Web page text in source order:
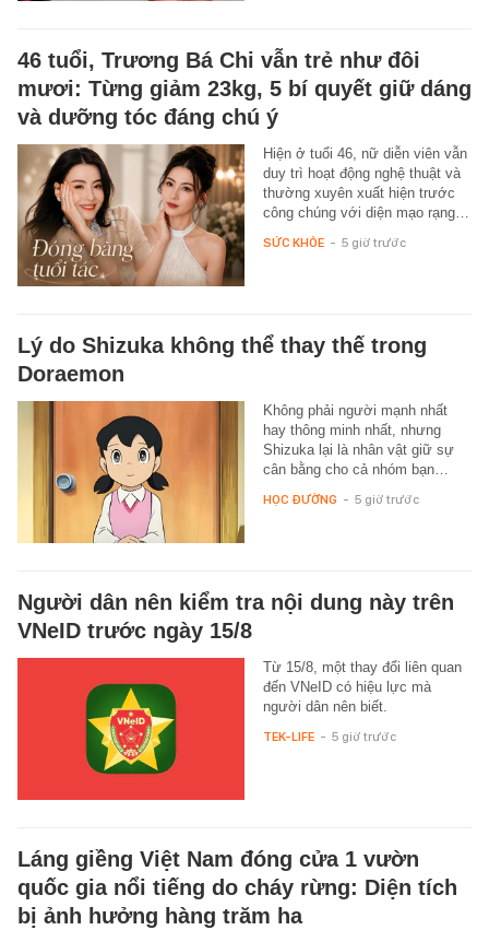
46 tuổi, Trương Bá Chi vẫn trẻ như đôi
mươi: Từng giảm 23kg, 5 bí quyết giữ dáng
và dưỡng tóc đáng chú ý
Hiện ở tuổi 46, nữ diễn viên vẫn
duy trì hoạt động nghệ thuật và
thường xuyên xuất hiện trước
công chúng với diện mạo rạng…
SỨC KHỎE - 5 giờ trước
Lý do Shizuka không thể thay thế trong
Doraemon
Không phải người mạnh nhất
hay thông minh nhất, nhưng
Shizuka lại là nhân vật giữ sự
cân bằng cho cả nhóm bạn…
HỌC ĐƯỜNG - 5 giờ trước
Người dân nên kiểm tra nội dung này trên
VNeID trước ngày 15/8
Từ 15/8, một thay đổi liên quan
đến VNeID có hiệu lực mà
người dân nên biết.
TEK-LIFE - 5 giờ trước
Láng giềng Việt Nam đóng cửa 1 vườn
quốc gia nổi tiếng do cháy rừng: Diện tích
bị ảnh hưởng hàng trăm ha